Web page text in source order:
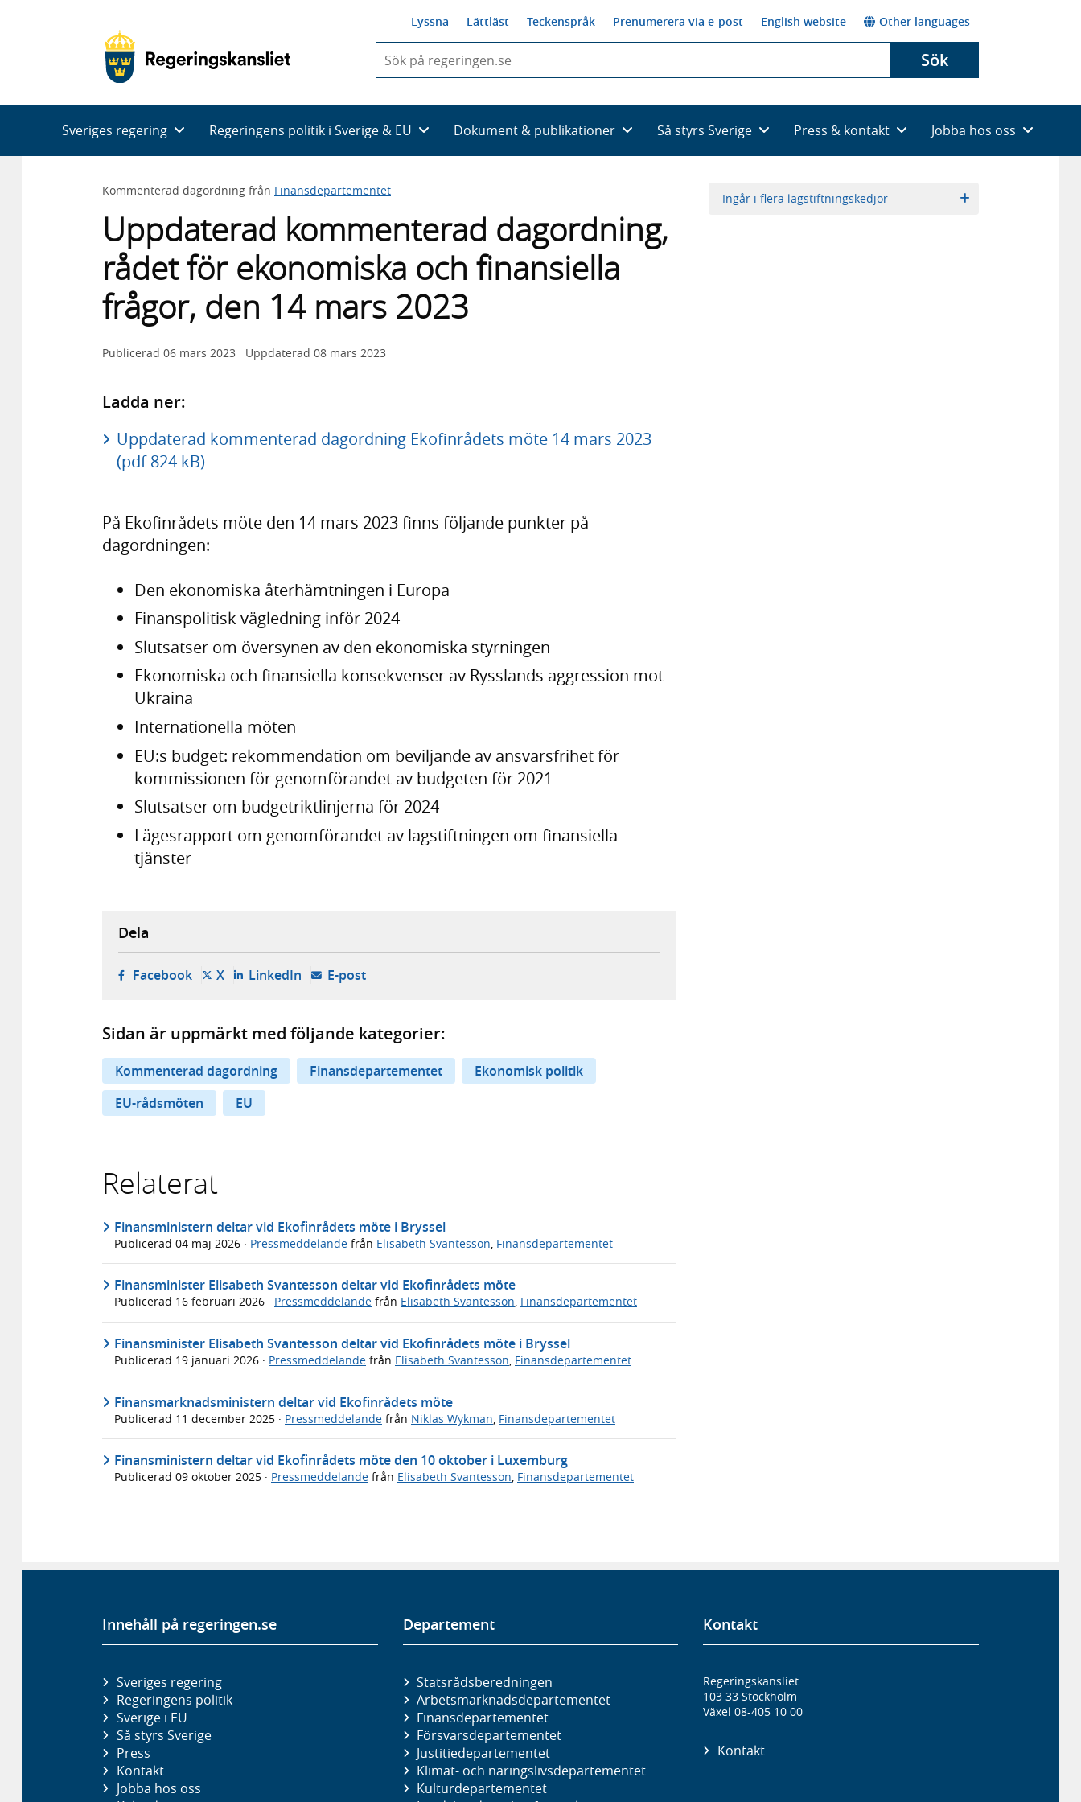
Lyssna Lättläst Teckenspråk Prenumerera via e-post English website Other languages
du
skriva
framträder
en
med
Sök
Sveriges regering Regeringens politik i Sverige & EU Dokument & publikationer Så styrs Sverige Press & kontakt Jobba hos oss
Kommenterad dagordning från Finansdepartementet
Uppdaterad kommenterad dagordning,
rådet för ekonomiska och finansiella
frågor, den 14 mars 2023
Publicerad 06 mars 2023 Uppdaterad 08 mars 2023
Ladda ner:
Uppdaterad kommenterad dagordning Ekofinrådets möte 14 mars 2023
(pdf 824 kB)
På Ekofinrådets möte den 14 mars 2023 finns följande punkter på
dagordningen:
Den ekonomiska återhämtningen i Europa
Finanspolitisk vägledning inför 2024
Slutsatser om översynen av den ekonomiska styrningen
Ekonomiska och finansiella konsekvenser av Rysslands aggression mot
Ukraina
Internationella möten
EU:s budget: rekommendation om beviljande av ansvarsfrihet för
kommissionen för genomförandet av budgeten för 2021
Slutsatser om budgetriktlinjerna för 2024
Lägesrapport om genomförandet av lagstiftningen om finansiella
tjänster
Ingår i flera lagstiftningskedjor
Dela
Facebook- öppnas i ny flik, extern webbplats,
X- öppnas i ny flik, extern webbplats,
LinkedIn- öppnas i ny flik, extern webbplats,
E-post- öppnar din e-postklient,
Sidan är uppmärkt med följande kategorier:
Kommenterad dagordning Finansdepartementet
Ekonomisk politik
EU-rådsmöten
EU
Relaterat
Finansministern deltar vid Ekofinrådets möte i Bryssel
Publicerad 04 maj 2026 · Pressmeddelande från Elisabeth Svantesson Finansdepartementet
Finansminister Elisabeth Svantesson deltar vid Ekofinrådets möte
Publicerad 16 februari 2026 · Pressmeddelande från Elisabeth Svantesson, Finansdepartementet
Finansminister Elisabeth Svantesson deltar vid Ekofinrådets möte i Bryssel
Publicerad 19 januari 2026 · Pressmeddelande från Elisabeth Svantesson, Finansdepartementet
Finansmarknadsministern deltar vid Ekofinrådets möte
Publicerad 11 december 2025 · Pressmeddelande från Niklas Wykman Finansdepartementet
Finansministern deltar vid Ekofinrådets möte den 10 oktober i Luxemburg
Publicerad 09 oktober 2025 · Pressmeddelande från Elisabeth Svantesson, Finansdepartementet
Innehåll på regeringen.se
Sveriges regering
Regeringens politik
Sverige i EU
Så styrs Sverige
Press
Kontakt
Jobba hos oss
Departement
Statsrådsberedningen
Arbetsmarknads­departementet
Finans­departementet
Försvars­departementet
Justitie­departementet
Klimat- och näringslivs­departementet
Kultur­departementet
Kontakt
Regeringskansliet
103 33 Stockholm
Växel 08-405 10 00
Kontakt